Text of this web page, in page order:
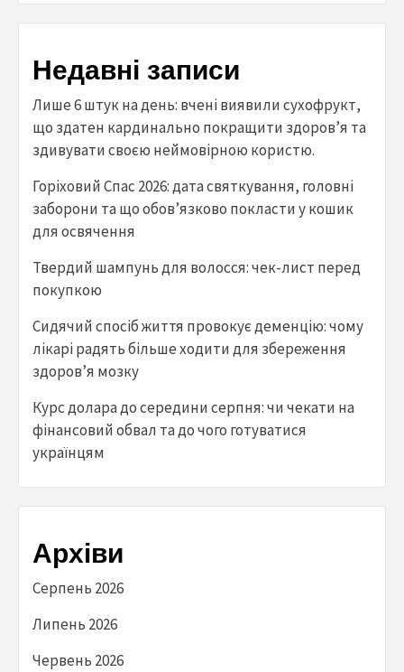
Недавні записи
Лише 6 штук на день: вчені виявили сухофрукт,
що здатен кардинально покращити здоров’я та
здивувати своєю неймовірною користю.
Горіховий Спас 2026: дата святкування, головні
заборони та що обов’язково покласти у кошик
для освячення
Твердий шампунь для волосся: чек-лист перед
покупкою
Сидячий спосіб життя провокує деменцію: чому
лікарі радять більше ходити для збереження
здоров’я мозку
Курс долара до середини серпня: чи чекати на
фінансовий обвал та до чого готуватися
українцям
Архіви
Серпень 2026
Липень 2026
Червень 2026